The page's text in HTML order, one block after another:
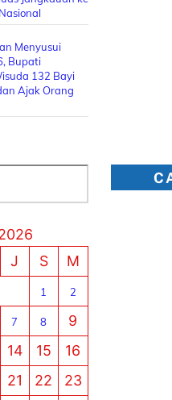
Menyusui
Bupati
132 Bayi
Ajak Orang
J S M
1 2
7 8
9
14 15
16
21 22
23